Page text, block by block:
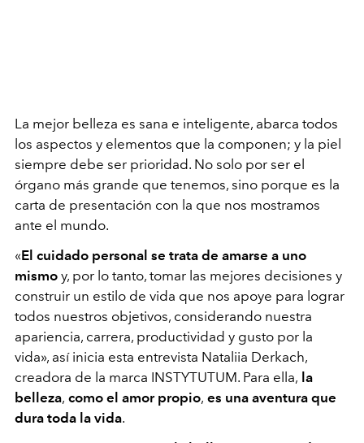
La mejor belleza es sana e inteligente, abarca todos
los aspectos y elementos que la componen; y la piel
siempre debe ser prioridad. No solo por ser el
órgano más grande que tenemos, sino porque es la
carta de presentación con la que nos mostramos
ante el mundo.
«El cuidado personal se trata de amarse a uno
mismo y, por lo tanto, tomar las mejores decisiones y
construir un estilo de vida que nos apoye para lograr
todos nuestros objetivos, considerando nuestra
apariencia, carrera, productividad y gusto por la
vida», así inicia esta entrevista Nataliia Derkach,
creadora de la marca INSTYTUTUM. Para ella, la
belleza, como el amor propio, es una aventura que
dura toda la vida.